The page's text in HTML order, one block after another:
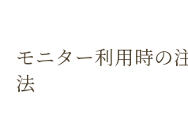
モニター利用時の
法